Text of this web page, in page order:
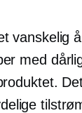
vanskelig
med